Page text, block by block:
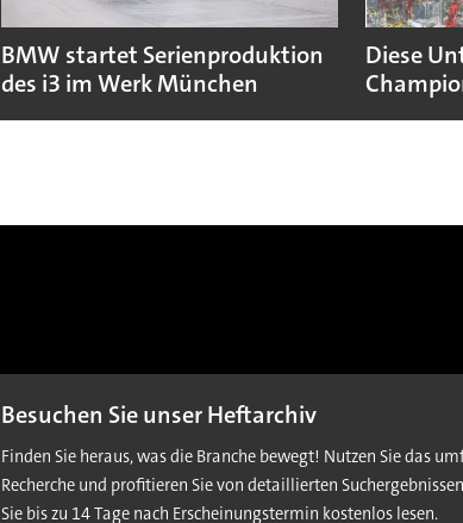
BMW startet Serienproduktion
des i3 im Werk München
Diese
Besuchen Sie unser Heftarchiv
Finden Sie heraus, was die Branche bewegt! Nutzen Sie das
Recherche und profitieren Sie von detaillierten
Sie bis zu 14 Tage nach Erscheinungstermin kostenlos lesen.